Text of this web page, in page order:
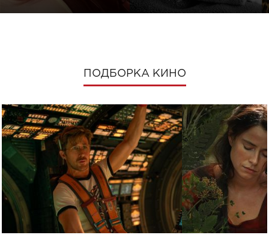
ПОДБОРКА КИНО